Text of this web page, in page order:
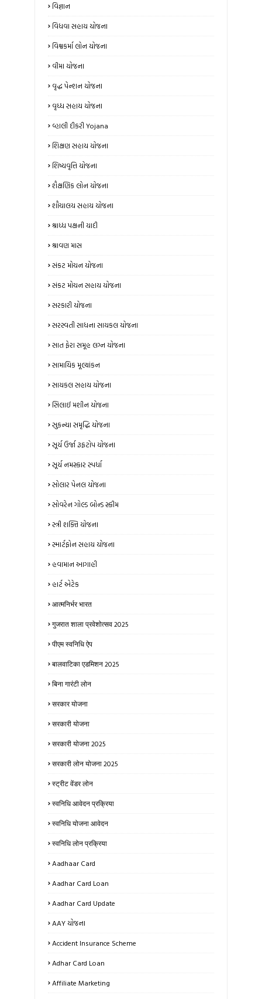
વિજ્ઞાન
વિધવા સહાય યોજના
વિશ્વકર્મા લોન યોજના
વીમા યોજના
વૃદ્ધ પેન્શન યોજના
વૃધ્ધ સહાય યોજના
વ્હાલી દીકરી Yojana
શિક્ષણ સહાય યોજના
શિષ્યવૃત્તિ યોજના
શૈક્ષણિક લોન યોજના
શૌચાલય સહાય યોજના
શ્રાધ્ધ પક્ષની યાદી
શ્રાવણ માસ
સંકટ મોચન યોજના
સંકટ મોચન સહાય યોજના
સરકારી યોજના
સરસ્વતી સાધના સાયકલ યોજના
સાત ફેરા સમૂહ લગ્ન યોજના
સામાયિક મૂલ્યાંકન
સાયકલ સહાય યોજના
સિલાઈ મશીન યોજના
સુકન્યા સમૃદ્ધિ યોજના
સૂર્ય ઉર્જા રૂફટોપ યોજના
સૂર્ય નમસ્કાર સ્પર્ધા
સોલાર પેનલ યોજના
સોવરેન ગોલ્ડ બોન્ડ સ્કીમ
સ્ત્રી શક્તિ યોજના
સ્માર્ટફોન સહાય યોજના
હવામાન આગાહી
હાર્ટ એટેક
आत्मनिर्भर भारत
गुजरात शाला प्रवेशोत्सव 2025
पीएम स्वनिधि ऐप
बालवाटिका एडमिशन 2025
बिना गारंटी लोन
सरकार योजना
सरकारी योजना
सरकारी योजना 2025
सरकारी लोन योजना 2025
स्ट्रीट वेंडर लोन
स्वनिधि आवेदन प्रक्रिया
स्वनिधि योजना आवेदन
स्वनिधि लोन प्रक्रिया
Aadhaar Card
Aadhar Card Loan
Aadhar Card Update
AAY યોજના
Accident Insurance Scheme
Adhar Card Loan
Affiliate Marketing